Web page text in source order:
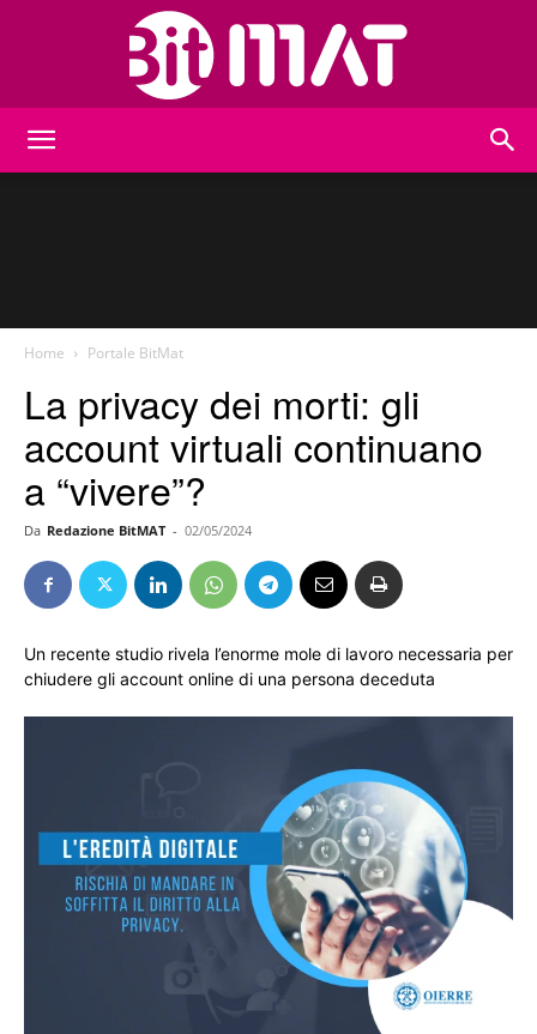
Home Portale BitMat
La privacy dei morti: gli
account virtuali continuano
a “vivere”?
Da Redazione BitMAT - 02/05/2024
Un recente studio rivela l’enorme mole di lavoro necessaria per
chiudere gli account online di una persona deceduta